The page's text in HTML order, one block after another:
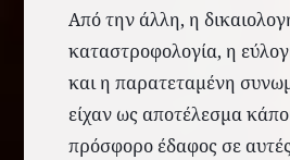
Από την άλλη, η
καταστροφολογία, η
και η παρατεταμένη
είχαν ως αποτέλεσμα
πρόσφορο έδαφος σε αυτές